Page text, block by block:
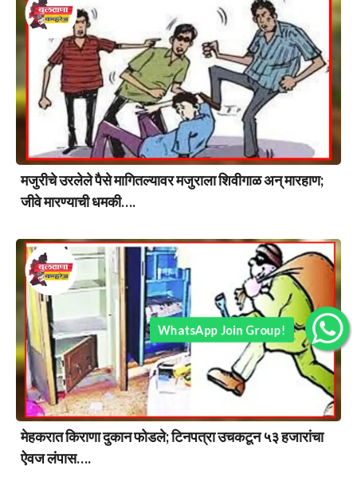
मजुरीचे उरलेले पैसे मागितल्यावर मजुराला शिवीगाळ अन् मारहाण;
जीवे मारण्याची धमकी….
मेहकरात किराणा दुकान फोडले; टिनपत्रा उचकटून ५३ हजारांचा
ऐवज लंपास….
WhatsApp Join Group!